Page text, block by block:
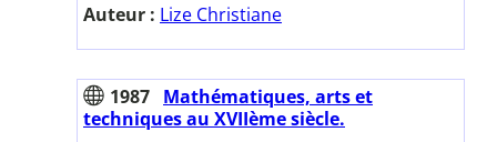
Auteur : Lize Christiane
1987 Mathématiques, arts et
techniques au XVIIème siècle.